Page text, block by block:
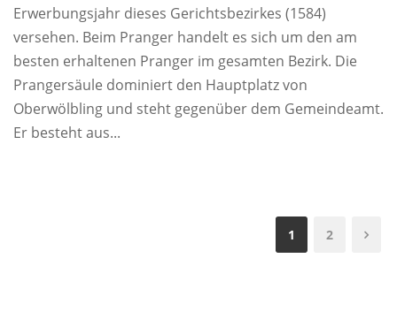
Erwerbungsjahr dieses Gerichtsbezirkes (1584)
versehen. Beim Pranger handelt es sich um den am
besten erhaltenen Pranger im gesamten Bezirk. Die
Prangersäule dominiert den Hauptplatz von
Oberwölbling und steht gegenüber dem Gemeindeamt.
Er besteht aus...
1 2